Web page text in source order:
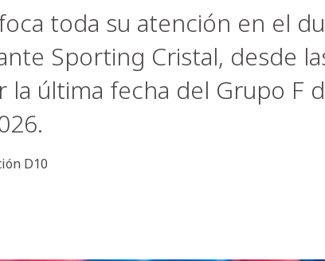
toda su atención en el
Sporting Cristal, desde
la última fecha del Grupo F
D10